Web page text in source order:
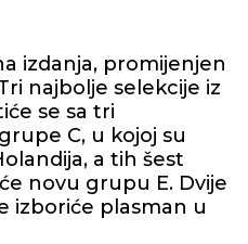
izdanja, promijenjen
najbolje selekcije iz
se sa tri
C, u kojoj su
a tih šest
novu grupu E. Dvije
izboriće plasman u